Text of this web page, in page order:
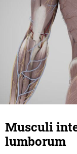
Musculi
lumborum